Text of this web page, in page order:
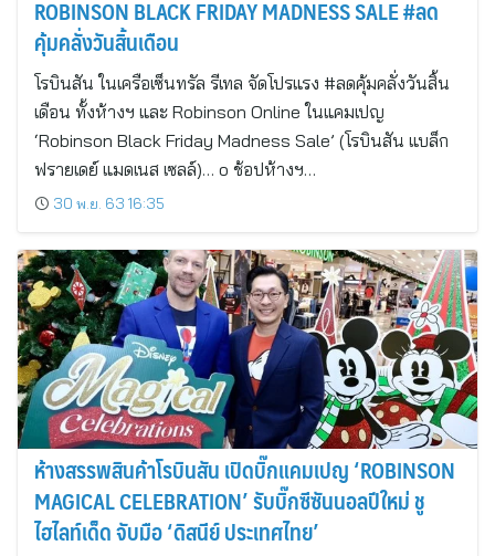
ROBINSON BLACK FRIDAY MADNESS SALE #ลด
คุ้มคลั่งวันสิ้นเดือน
โรบินสัน ในเครือเซ็นทรัล รีเทล จัดโปรแรง #ลดคุ้มคลั่งวันสิ้น
เดือน ทั้งห้างฯ และ Robinson Online ในแคมเปญ
‘Robinson Black Friday Madness Sale’ (โรบินสัน แบล็ก
ฟรายเดย์ แมดเนส เซลล์)… o ช้อปห้างฯ…
30 พ.ย. 63 16:35
ห้างสรรพสินค้าโรบินสัน เปิดบิ๊กแคมเปญ ‘ROBINSON
MAGICAL CELEBRATION’ รับบิ๊กซีซันนอลปีใหม่ ชู
ไฮไลท์เด็ด จับมือ ‘ดิสนีย์ ประเทศไทย’